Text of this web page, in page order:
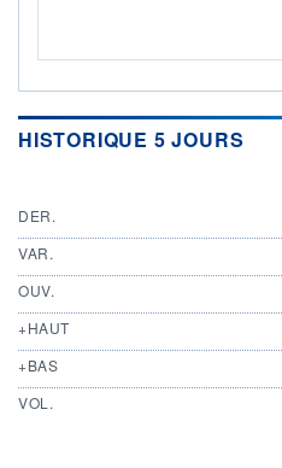
HISTORIQUE 5 JOURS
DER.
VAR.
OUV.
+HAUT
+BAS
VOL.